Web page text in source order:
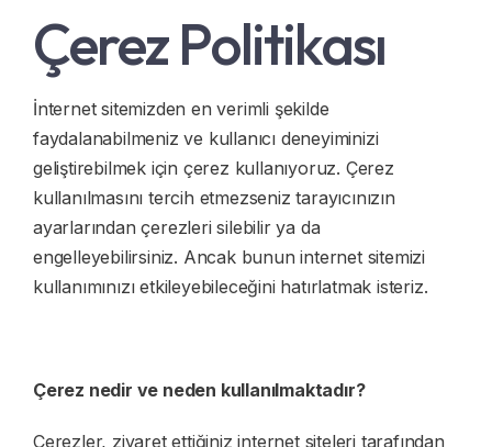
Ford Yedek Parça
Jeep Yedek Parça
Hummer Yedek Parça
Chrysler Yedek Parça
Chevrolet Yedek Parça
Blog
İletişim
Çerez Politikası
İnternet sitemizden en verimli şekilde
faydalanabilmeniz ve kullanıcı deneyiminizi
geliştirebilmek için çerez kullanıyoruz. Çerez
kullanılmasını tercih etmezseniz tarayıcınızın
ayarlarından çerezleri silebilir ya da
engelleyebilirsiniz. Ancak bunun internet sitemizi
kullanımınızı etkileyebileceğini hatırlatmak isteriz.
Çerez nedir ve neden kullanılmaktadır?
Çerezler, ziyaret ettiğiniz internet siteleri tarafından